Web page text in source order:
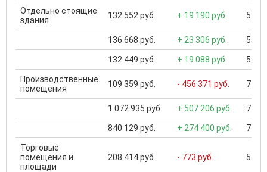
Отдельно стоящие
здания
132 552 руб. + 19 190 руб. 550
136 668 руб. + 23 306 руб. 550
132 449 руб. + 19 088 руб. 550
Производственные
помещения
109 359 руб. - 456 371 руб. 7
1 072 935 руб. + 507 206 руб. 7
840 129 руб. + 274 400 руб. 7
Торговые
помещения и
площади
208 414 руб. - 773 руб. 5